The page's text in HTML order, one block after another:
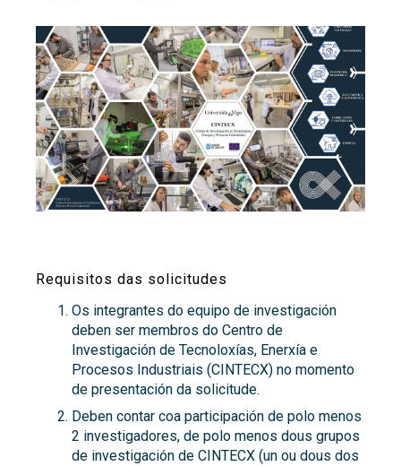
Requisitos das solicitudes
Os integrantes do equipo de investigación
deben ser membros do Centro de
Investigación de Tecnoloxías, Enerxía e
Procesos Industriais (CINTECX) no momento
de presentación da solicitude.
Deben contar coa participación de polo menos
2 investigadores, de polo menos dous grupos
de investigación de CINTECX (un ou dous dos